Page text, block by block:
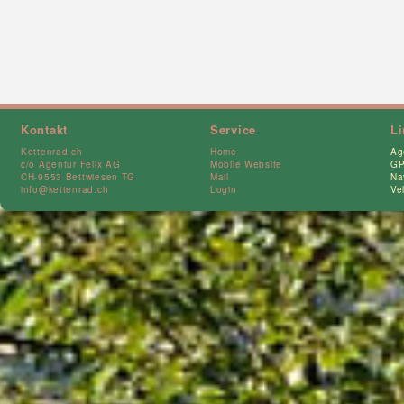
Kontakt
Kettenrad.ch
c/o Agentur Felix AG
CH-9553 Bettwiesen TG
info@kettenrad.ch
Service
Home
Mobile Website
Mail
Login